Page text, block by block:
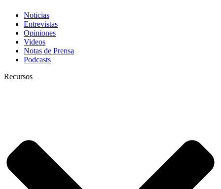
Noticias
Entrevistas
Opiniones
Videos
Notas de Prensa
Podcasts
Recursos